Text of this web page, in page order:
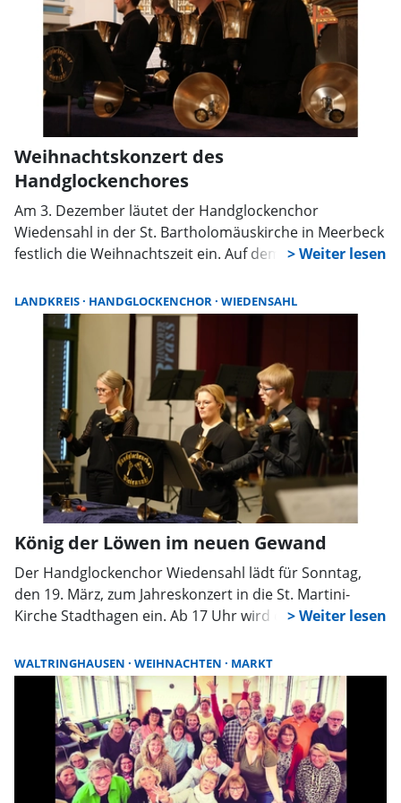
Weihnachtskonzert des
Handglockenchores
Am 3. Dezember läutet der Handglockenchor
Wiedensahl in der St. Bartholomäuskirche in Meerbeck
festlich die Weihnachtszeit ein. Auf dem Programm
Weihnachtschoräle „O Little Town of Bethlehem“ und
„Away in a Manger“. Auch der englische „Sussex
Charol“ wird mit über 80 geläuteten Glocken eine
besondere Klangpracht versprühen. Freuen dürfen
sich die Zuhörer zudem auf klangvolle
Originalkompositionen und unterhaltsame
Weihnachtsklassiker.
LANDKREIS HANDGLOCKENCHOR WIEDENSAHL
König der Löwen im neuen Gewand
Der Handglockenchor Wiedensahl lädt für Sonntag,
den 19. März, zum Jahreskonzert in die St. Martini-
Kirche Stadthagen ein. Ab 17 Uhr wird das Publikum
„Der König der Löwen“ hören. Mit über 80 großen und
kleinen Handglocken werden die Glöcknerinnen und
Glöckner die Stücke auf eine ganz neue Art und Weise
zu Gehör bringen. Freuen dürfen sich die Gäste auch
auf die Arie „Panis Angelicus“ in der Fassung des
französischen Komponisten César Franck. Außerdem
steht Musik aus dem Film „The Greatest Showman“
WALTRINGHAUSEN WEIHNACHTEN MARKT